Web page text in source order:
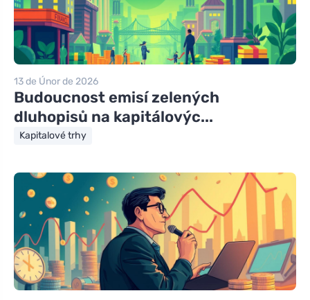
13 de Únor de 2026
Budoucnost emisí zelených
dluhopisů na kapitálovýc...
Kapitalové trhy